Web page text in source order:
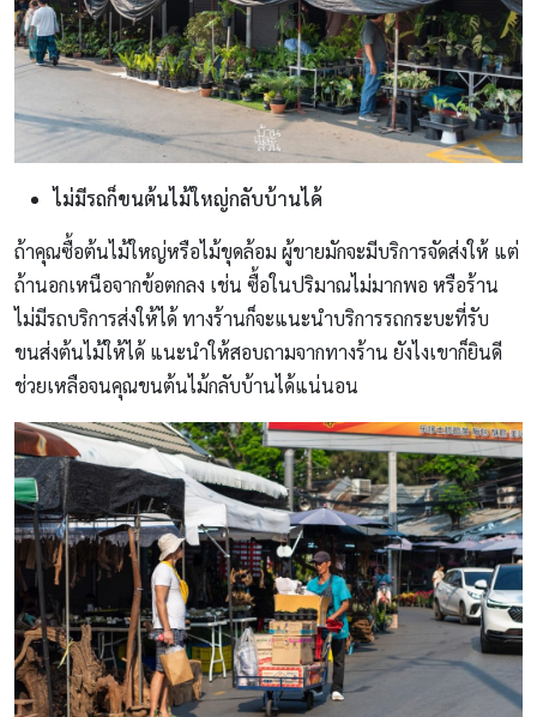
ไม่มีรถก็ขนต้นไม้ใหญ่กลับบ้านได้
ถ้าคุณซื้อต้นไม้ใหญ่หรือไม้ขุดล้อม ผู้ขายมักจะมีบริการจัดส่งให้ แต่
ถ้านอกเหนือจากข้อตกลง เช่น ซื้อในปริมาณไม่มากพอ หรือร้าน
ไม่มีรถบริการส่งให้ได้ ทางร้านก็จะแนะนำบริการรถกระบะที่รับ
ขนส่งต้นไม้ให้ได้ แนะนำให้สอบถามจากทางร้าน ยังไงเขาก็ยินดี
ช่วยเหลือจนคุณขนต้นไม้กลับบ้านได้แน่นอน